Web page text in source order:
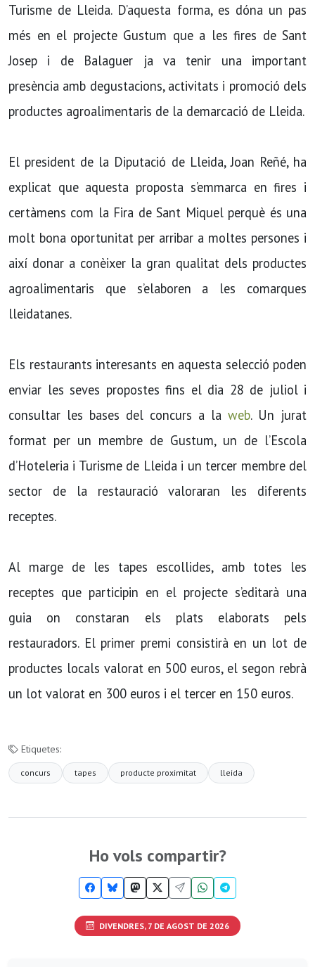
Turisme de Lleida. D’aquesta forma, es dóna un pas
més en el projecte Gustum que a les fires de Sant
Josep i de Balaguer ja va tenir una important
presència amb degustacions, activitats i promoció dels
productes agroalimentaris de la demarcació de Lleida.
El president de la Diputació de Lleida, Joan Reñé, ha
explicat que aquesta proposta s’emmarca en fires i
certàmens com la Fira de Sant Miquel perquè és una
molt bona oportunitat per arribar a moltes persones i
així donar a conèixer la gran qualitat dels productes
agroalimentaris que s’elaboren a les comarques
lleidatanes.
Els restaurants interesants en aquesta selecció poden
enviar les seves propostes fins el dia 28 de juliol i
consultar les bases del concurs a la web. Un jurat
format per un membre de Gustum, un de l’Escola
d’Hoteleria i Turisme de Lleida i un tercer membre del
sector de la restauració valoraran les diferents
receptes.
Al marge de les tapes escollides, amb totes les
receptes que participin en el projecte s’editarà una
guia on constaran els plats elaborats pels
restauradors. El primer premi consistirà en un lot de
productes locals valorat en 500 euros, el segon rebrà
un lot valorat en 300 euros i el tercer en 150 euros.
Etiquetes:
concurs tapes producte proximitat lleida
Ho vols compartir?
DIVENDRES, 7 DE AGOST DE 2026